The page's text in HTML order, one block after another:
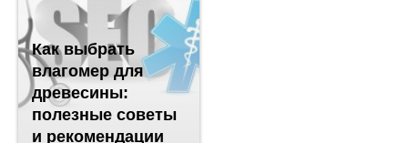
Как выбрать
влагомер для
древесины:
полезные советы
и рекомендации